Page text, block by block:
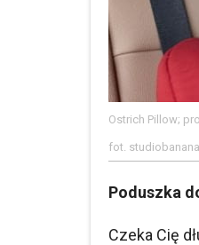
Ostrich Pillow;
fot.
Poduszka
Czeka Cię